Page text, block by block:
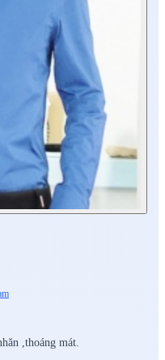
,thoáng mát.